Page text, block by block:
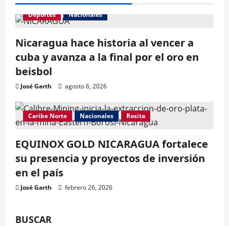
Deportes Nacionales
Nicaragua hace historia al vencer a
cuba y avanza a la final por el oro en
beisbol
José Garth agosto 6, 2026
Caribe Norte Nacionales Rosita
EQUINOX GOLD NICARAGUA fortalece
su presencia y proyectos de inversión
en el país
José Garth febrero 26, 2026
BUSCAR